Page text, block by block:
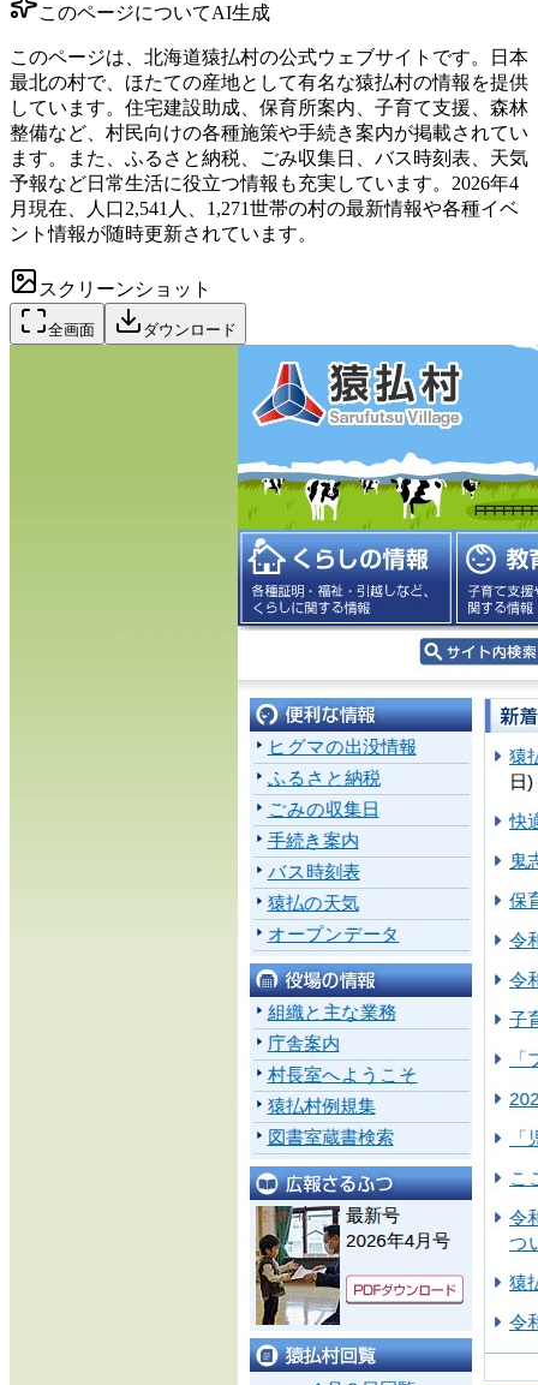
このページについてAI生成
このページは、北海道猿払村の公式ウェブサイトです。日本
最北の村で、ほたての産地として有名な猿払村の情報を提供
しています。住宅建設助成、保育所案内、子育て支援、森林
整備など、村民向けの各種施策や手続き案内が掲載されてい
ます。また、ふるさと納税、ごみ収集日、バス時刻表、天気
予報など日常生活に役立つ情報も充実しています。2026年4
月現在、人口2,541人、1,271世帯の村の最新情報や各種イベ
ント情報が随時更新されています。
スクリーンショット
全画面 ダウンロード